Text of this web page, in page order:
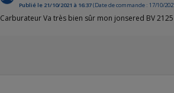
Publié le 21/10/2021 à 16:37(Date de commande : 17/10/
Carburateur Va très bien sûr mon jonsered BV